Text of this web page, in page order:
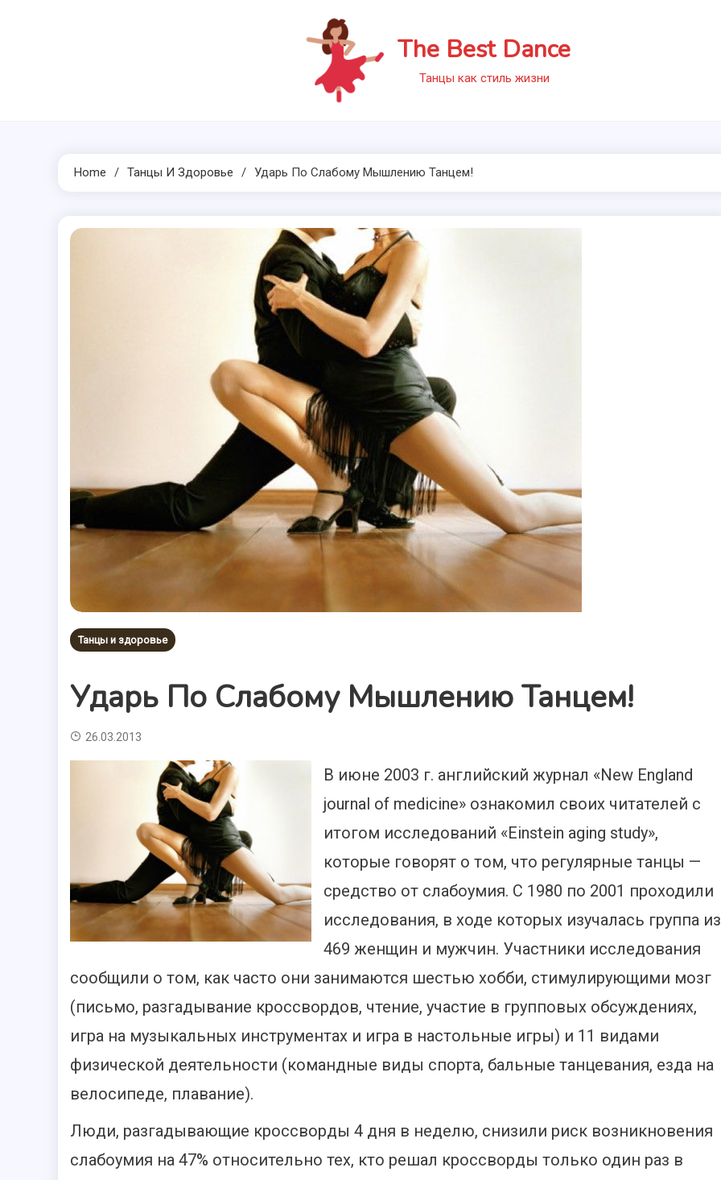
The Best Dance
Танцы как стиль жизни
Home Танцы И Здоровье Ударь По Слабому Мышлению Танцем!
Танцы и здоровье
Ударь По Слабому Мышлению Танцем!
26.03.2013
В июне 2003 г. английский журнал «New England
journal of medicine» ознакомил своих читателей с
итогом исследований «Einstein aging study»,
которые говорят о том, что регулярные танцы —
средство от слабоумия. С 1980 по 2001 проходили
исследования, в ходе которых изучалась группа из
469 женщин и мужчин. Участники исследования
сообщили о том, как часто они занимаются шестью хобби, стимулирующими мозг
(письмо, разгадывание кроссвордов, чтение, участие в групповых обсуждениях,
игра на музыкальных инструментах и игра в настольные игры) и 11 видами
физической деятельности (командные виды спорта, бальные танцевания, езда на
велосипеде, плавание).
Люди, разгадывающие кроссворды 4 дня в неделю, снизили риск возникновения
слабоумия на 47% относительно тех, кто решал кроссворды только один раз в